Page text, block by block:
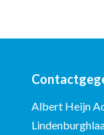
Albert Heijn